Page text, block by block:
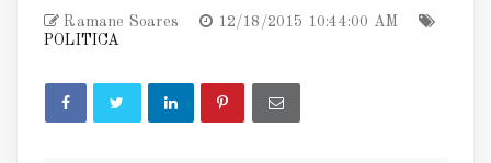
Ramane Soares
12/18/2015 10:44:00 AM
POLITICA